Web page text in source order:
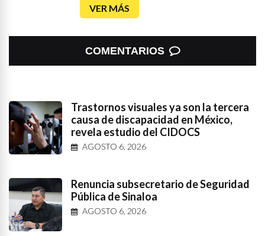
VER MÁS
COMENTARIOS
Trastornos visuales ya son la tercera
causa de discapacidad en México,
revela estudio del CIDOCS
AGOSTO 6, 2026
Renuncia subsecretario de Seguridad
Pública de Sinaloa
AGOSTO 6, 2026